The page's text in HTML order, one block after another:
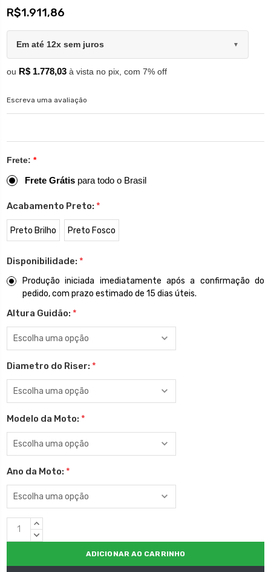
R$1.911,86
Em até 12x sem juros ▼
ou R$ 1.778,03 à vista no pix, com 7% off
Escreva uma avaliação
Frete: *
Frete Grátis para todo o Brasil
Acabamento Preto: *
Preto Brilho Preto Fosco
Disponibilidade: *
Produção iniciada imediatamente após a confirmação do
pedido, com prazo estimado de 15 dias úteis.
Altura Guidão: *
Diametro do Riser: *
Modelo da Moto: *
Ano da Moto: *
EstoqueQUANTIDADE
CRESCENTE:
QUANTIDADE